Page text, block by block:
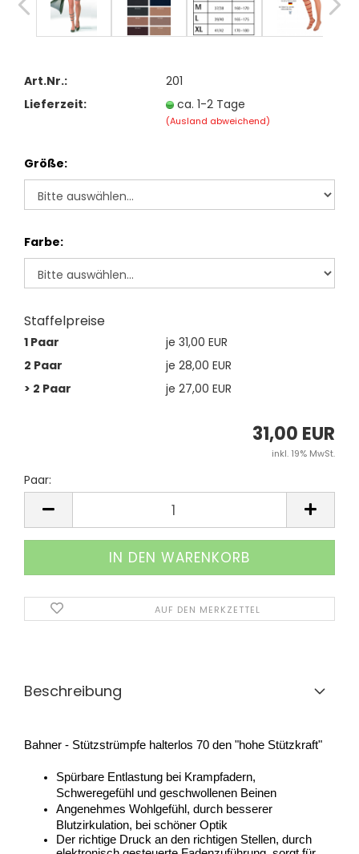
Art.Nr.:
201
Lieferzeit:
ca. 1-2 Tage
(Ausland abweichend)
Größe:
Farbe:
Staffelpreise
1 Paar
je 31,00 EUR
2 Paar
je 28,00 EUR
> 2 Paar
je 27,00 EUR
31,00 EUR
inkl. 19% MwSt.
Paar:
AUF DEN MERKZETTEL
Beschreibung
Bahner - Stützstrümpfe halterlos 70 den "hohe Stützkraft"
Spürbare Entlastung bei Krampfadern,
Schweregefühl und geschwollenen Beinen
Angenehmes Wohlgefühl, durch besserer
Blutzirkulation, bei schöner Optik
Der richtige Druck an den richtigen Stellen, durch